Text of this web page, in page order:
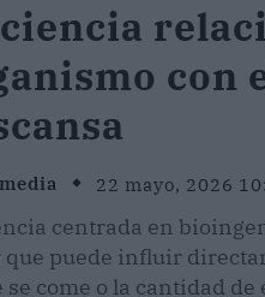
con
22 mayo, 2026
centrada en
que puede influir
se come o la cantidad